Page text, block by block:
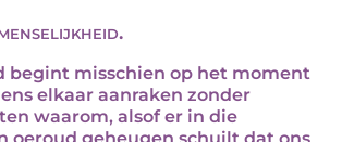
begint misschien op het moment
elkaar aanraken zonder
waarom, alsof er in die